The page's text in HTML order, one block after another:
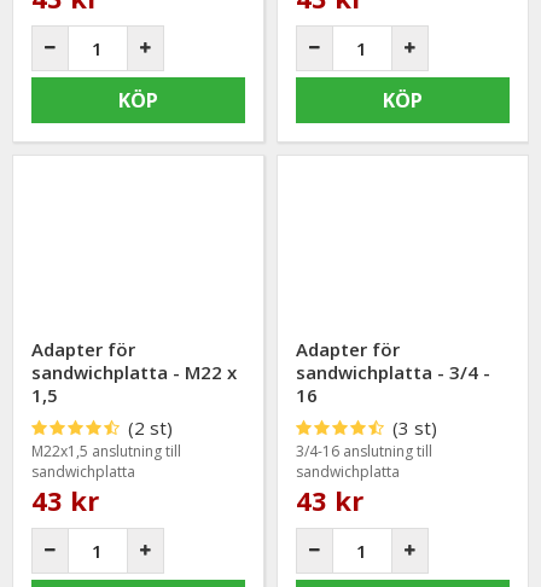
KÖP KÖP
Adapter för
sandwichplatta - M22 x
1,5
(2 st)
M22x1,5 anslutning till
sandwichplatta
43 kr
Adapter för
sandwichplatta - 3/4 -
16
(3 st)
3/4-16 anslutning till
sandwichplatta
43 kr